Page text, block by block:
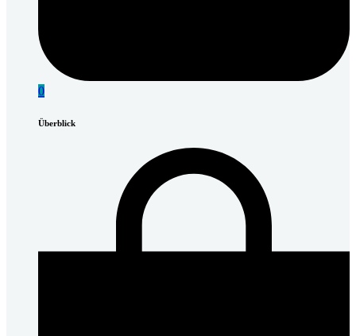
0
Überblick